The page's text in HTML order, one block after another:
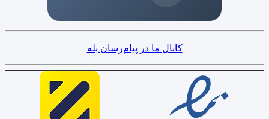
کانال ما در پیام‌رسان بله